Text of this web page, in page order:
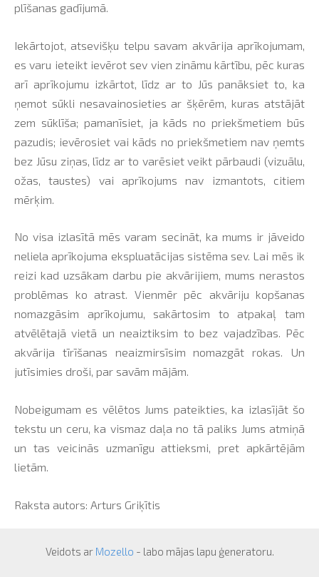
plīšanas gadījumā.
Iekārtojot, atsevišķu telpu savam akvārija aprīkojumam,
es varu ieteikt ievērot sev vien zināmu kārtību, pēc kuras
arī aprīkojumu izkārtot, līdz ar to Jūs panāksiet to, ka
ņemot sūkli nesavainosieties ar šķērēm, kuras atstājāt
zem sūklīša; pamanīsiet, ja kāds no priekšmetiem būs
pazudis; ievērosiet vai kāds no priekšmetiem nav ņemts
bez Jūsu ziņas, līdz ar to varēsiet veikt pārbaudi (vizuālu,
ožas, taustes) vai aprīkojums nav izmantots, citiem
mērķim.
No visa izlasītā mēs varam secināt, ka mums ir jāveido
neliela aprīkojuma ekspluatācijas sistēma sev. Lai mēs ik
reizi kad uzsākam darbu pie akvārijiem, mums nerastos
problēmas ko atrast. Vienmēr pēc akvāriju kopšanas
nomazgāsim aprīkojumu, sakārtosim to atpakaļ tam
atvēlētajā vietā un neaiztiksim to bez vajadzības. Pēc
akvārija tīrīšanas neaizmirsīsim nomazgāt rokas. Un
jutīsimies droši, par savām mājām.
Nobeigumam es vēlētos Jums pateikties, ka izlasījāt šo
tekstu un ceru, ka vismaz daļa no tā paliks Jums atmiņā
un tas veicinās uzmanīgu attieksmi, pret apkārtējām
lietām.
Raksta autors: Arturs Griķītis
Veidots ar Mozello - labo mājas lapu ģeneratoru.